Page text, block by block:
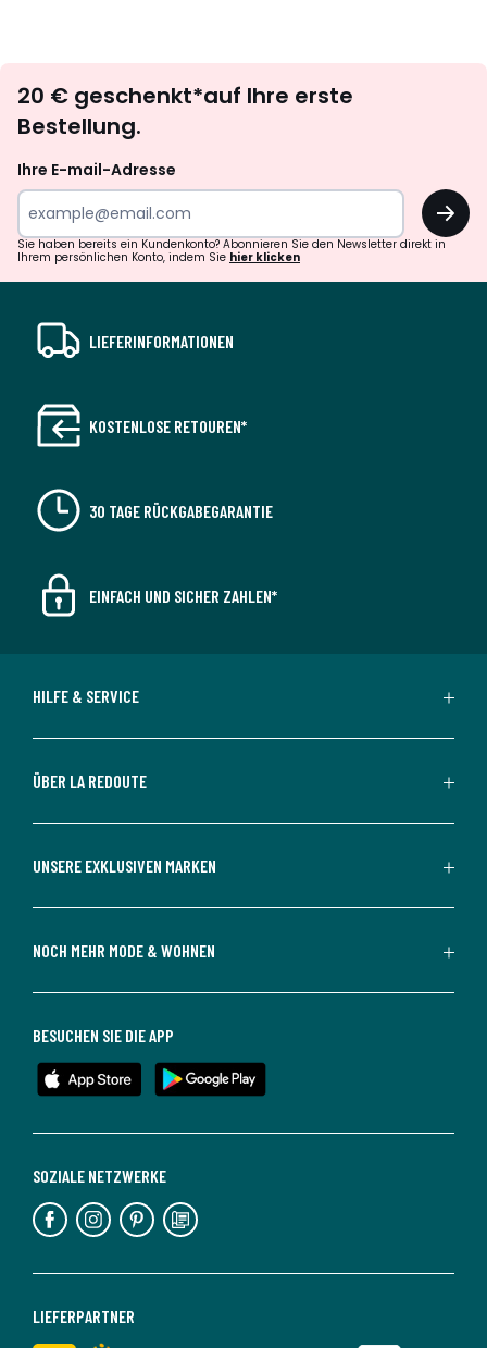
abonnieren
20 € geschenkt*auf Ihre erste
Bestellung.
Ihre E-mail-Adresse
OK
Sie haben bereits ein Kundenkonto? Abonnieren Sie den Newsletter direkt in
Ihrem persönlichen Konto, indem Sie hier klicken
LIEFERINFORMATIONEN
KOSTENLOSE RETOUREN*
30 TAGE RÜCKGABEGARANTIE
EINFACH UND SICHER ZAHLEN*
HILFE & SERVICE
ÜBER LA REDOUTE
UNSERE EXKLUSIVEN MARKEN
NOCH MEHR MODE & WOHNEN
LIEFERPARTNER
SOZIALE NETZWERKE
BESUCHEN SIE DIE APP